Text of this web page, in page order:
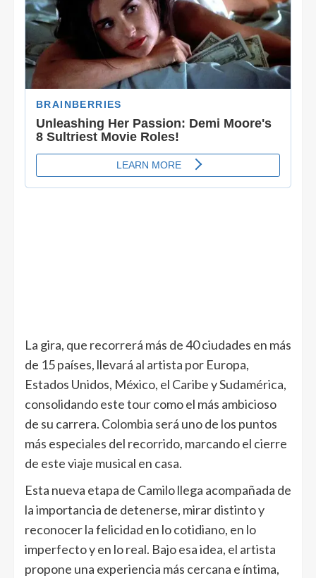
La gira, que recorrerá más de 40 ciudades en más
de 15 países, llevará al artista por Europa,
Estados Unidos, México, el Caribe y Sudamérica,
consolidando este tour como el más ambicioso
de su carrera. Colombia será uno de los puntos
más especiales del recorrido, marcando el cierre
de este viaje musical en casa.
Esta nueva etapa de Camilo llega acompañada de
la importancia de detenerse, mirar distinto y
reconocer la felicidad en lo cotidiano, en lo
imperfecto y en lo real. Bajo esa idea, el artista
propone una experiencia más cercana e íntima,